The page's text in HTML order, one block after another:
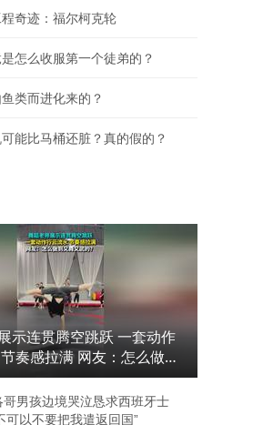
做引体
口角妻子跳车
奇迹：福尔柯克轮
怎么收服第一个徒弟的？
类而进化来的？
能比马桶还脏？真的假的？
示连贯腾空跳跃 一套动作
奏感拉满 网友：怎么做到
？
哥男孩边境哭泣恳求西班牙士
可以不要把我遣返回国”